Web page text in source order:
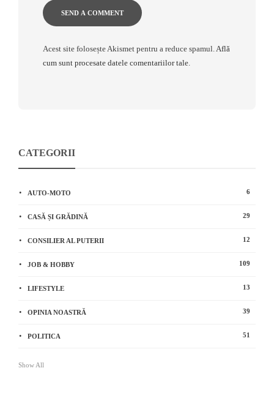
Acest site folosește Akismet pentru a reduce spamul. Află
cum sunt procesate datele comentariilor tale
CATEGORII
AUTO-MOTO 6
CASĂ ȘI GRĂDINĂ 29
CONSILIER AL PUTERII 12
JOB & HOBBY 109
LIFESTYLE 13
OPINIA NOASTRĂ 39
POLITICA 51
Show All